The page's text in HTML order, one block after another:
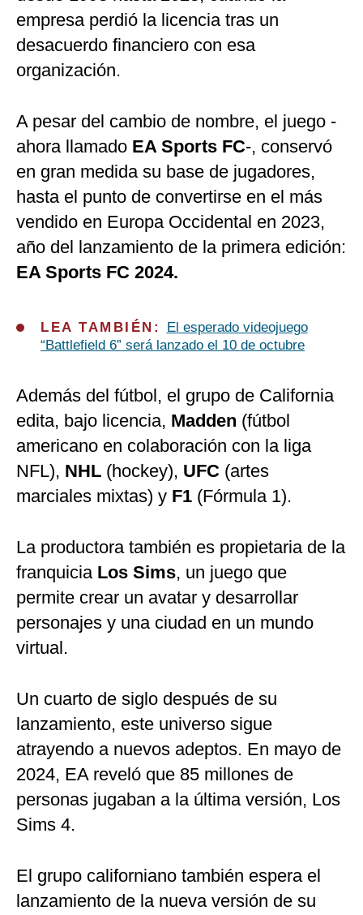
empresa perdió la licencia tras un
desacuerdo financiero con esa
organización.
A pesar del cambio de nombre, el juego -
ahora llamado EA Sports FC-, conservó
en gran medida su base de jugadores,
hasta el punto de convertirse en el más
vendido en Europa Occidental en 2023,
año del lanzamiento de la primera edición:
EA Sports FC 2024.
LEA TAMBIÉN:
El esperado videojuego
“Battlefield 6” será lanzado el 10 de octubre
Además del fútbol, el grupo de California
edita, bajo licencia, Madden (fútbol
americano en colaboración con la liga
NFL), NHL (hockey), UFC (artes
marciales mixtas) y F1 (Fórmula 1).
La productora también es propietaria de la
franquicia Los Sims, un juego que
permite crear un avatar y desarrollar
personajes y una ciudad en un mundo
virtual.
Un cuarto de siglo después de su
lanzamiento, este universo sigue
atrayendo a nuevos adeptos. En mayo de
2024, EA reveló que 85 millones de
personas jugaban a la última versión, Los
Sims 4.
El grupo californiano también espera el
lanzamiento de la nueva versión de su